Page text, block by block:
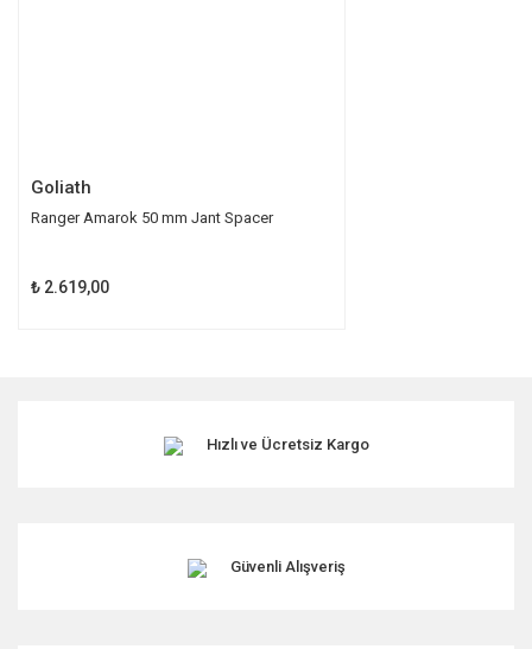
Goliath
Ranger Amarok 50 mm Jant Spacer
₺ 2.619,00
Hızlı ve Ücretsiz Kargo
Güvenli Alışveriş